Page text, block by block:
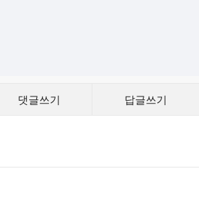
댓글쓰기 답글쓰기